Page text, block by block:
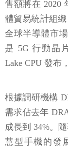
售額將在 2020
體貿易統計組
全球半導體市
是 5G 行動晶
Lake CPU 發布
根據調研機構
需求佔去年
成長到 34%。
慧型手機的發